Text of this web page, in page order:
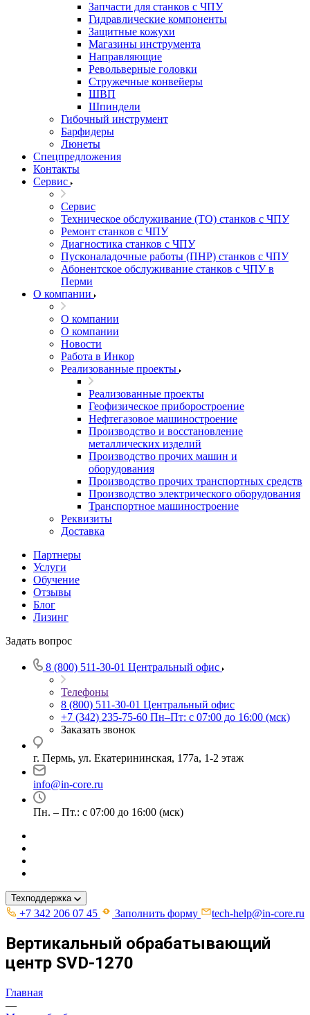
Запчасти для станков с ЧПУ
Гидравлические компоненты
Защитные кожухи
Магазины инструмента
Направляющие
Револьверные головки
Стружечные конвейеры
ШВП
Шпиндели
Гибочный инструмент
Барфидеры
Люнеты
Спецпредложения
Контакты
Сервис
Сервис
Техническое обслуживание (ТО) станков с ЧПУ
Ремонт станков с ЧПУ
Диагностика станков с ЧПУ
Пусконаладочные работы (ПНР) станков с ЧПУ
Абонентское обслуживание станков с ЧПУ в
Перми
О компании
О компании
О компании
Новости
Работа в Инкор
Реализованные проекты
Реализованные проекты
Геофизическое приборостроение
Нефтегазовое машиностроение
Производство и восстановление
металлических изделий
Производство прочих машин и
оборудования
Производство прочих транспортных средств
Производство электрического оборудования
Транспортное машиностроение
Реквизиты
Доставка
Партнеры
Услуги
Обучение
Отзывы
Блог
Лизинг
Задать вопрос
8 (800) 511-30-01 Центральный офис
Телефоны
8 (800) 511-30-01 Центральный офис
+7 (342) 235-75-60 Пн–Пт: с 07:00 до 16:00 (мск)
Заказать звонок
г. Пермь, ул. ​Екатерининская, 177а, ​1-2 этаж
info@in-core.ru
Пн. – Пт.: с 07:00 до 16:00 (мск)
Техподдержка
+7 342 206 07 45 Заполнить форму tech-help@in-core.ru
Вертикальный обрабатывающий
центр SVD-1270
Главная
—